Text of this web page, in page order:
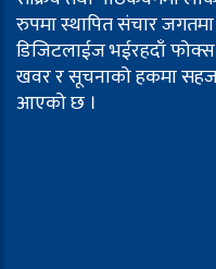
रुपमा स्थापित संचार जगतमा
डिजिटलाईज भईरहदाँ
खवर र सूचनाको हकमा
आएको छ ।